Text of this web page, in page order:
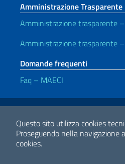
Questo sito utilizza cookies
Proseguendo nella navigazione
cookies.
Amministrazione Trasparente
Amministrazione trasparente
Amministrazione trasparente
Domande frequenti
Faq – MAECI
Link Utili